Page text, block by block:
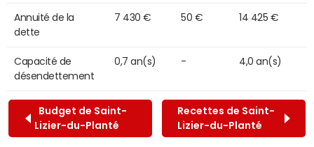
Annuité de la
dette
7 430 € 50 € 14 425 €
Capacité de
désendettement
0,7 an(s) - 4,0 an(s)
Budget de Saint-
Lizier-du-Planté
Recettes de Saint-
Lizier-du-Planté